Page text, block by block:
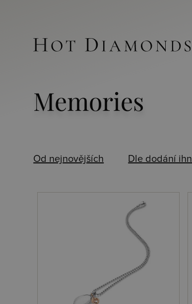
Memories
Od nejnovějších Dle dodání